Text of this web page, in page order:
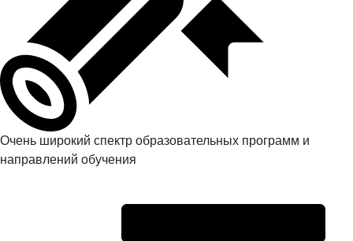
Очень широкий спектр образовательных программ и
направлений обучения